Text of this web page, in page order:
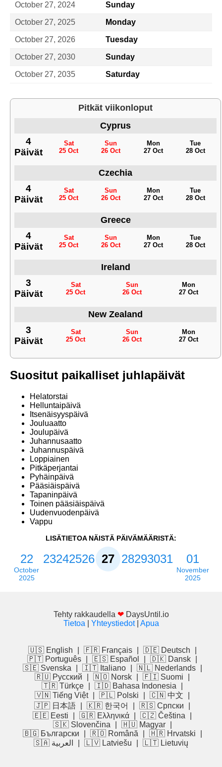
October 27, 2024 Sunday
October 27, 2025 Monday
October 27, 2026 Tuesday
October 27, 2030 Sunday
October 27, 2035 Saturday
Pitkät viikonloput
Cyprus
4
Päivät
Sat
25 Oct
Sun
26 Oct
Mon
27 Oct
Tue
28 Oct
Czechia
4
Päivät
Sat
25 Oct
Sun
26 Oct
Mon
27 Oct
Tue
28 Oct
Greece
4
Päivät
Sat
25 Oct
Sun
26 Oct
Mon
27 Oct
Tue
28 Oct
Ireland
3
Päivät
Sat
25 Oct
Sun
26 Oct
Mon
27 Oct
New Zealand
3
Päivät
Sat
25 Oct
Sun
26 Oct
Mon
27 Oct
Suositut paikalliset juhlapäivät
Helatorstai
Helluntaipäivä
Itsenäisyyspäivä
Jouluaatto
Joulupäivä
Juhannusaatto
Juhannuspäivä
Loppiainen
Pitkäperjantai
Pyhäinpäivä
Pääsiäispäivä
Tapaninpäivä
Toinen pääsiäispäivä
Uudenvuodenpäivä
Vappu
LISÄTIETOA NÄISTÄ PÄIVÄMÄÄRISTÄ:
22
October
2025
232425262728293031 01
November
2025
Tehty rakkaudella ❤ DaysUntil.io
Tietoa
Yhteystiedot| Apua
🇺🇸 English 🇫🇷 Français 🇩🇪 Deutsch
🇵🇹 Português
🇪🇸 Español 🇩🇰 Dansk
🇸🇪 Svenska
🇮🇹 Italiano 🇳🇱 Nederlands
🇷🇺 Русский
🇳🇴 Norsk 🇫🇮 Suomi
🇹🇷 Türkçe
🇮🇩 Bahasa Indonesia
🇻🇳 Tiếng Việt
🇵🇱 Polski 🇨🇳 中文
🇯🇵 日本語
🇰🇷 한국어 🇷🇸 Српски
🇪🇪 Eesti
🇬🇷 Ελληνικά 🇨🇿 Čeština
🇸🇰 Slovenčina
🇭🇺 Magyar
🇧🇬 Български
🇷🇴 Română 🇭🇷 Hrvatski
🇸🇦 العربية
🇱🇻 Latviešu 🇱🇹 Lietuvių